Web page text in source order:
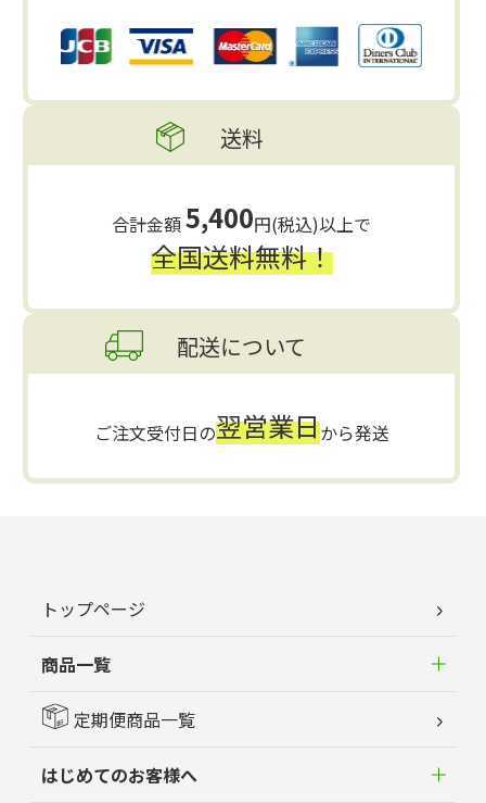
送料
合計金額5,400円(税込)以上で
全国送料無料！
配送について
ご注文受付日の翌営業日から発送
トップページ
商品一覧
定期便商品一覧
はじめてのお客様へ